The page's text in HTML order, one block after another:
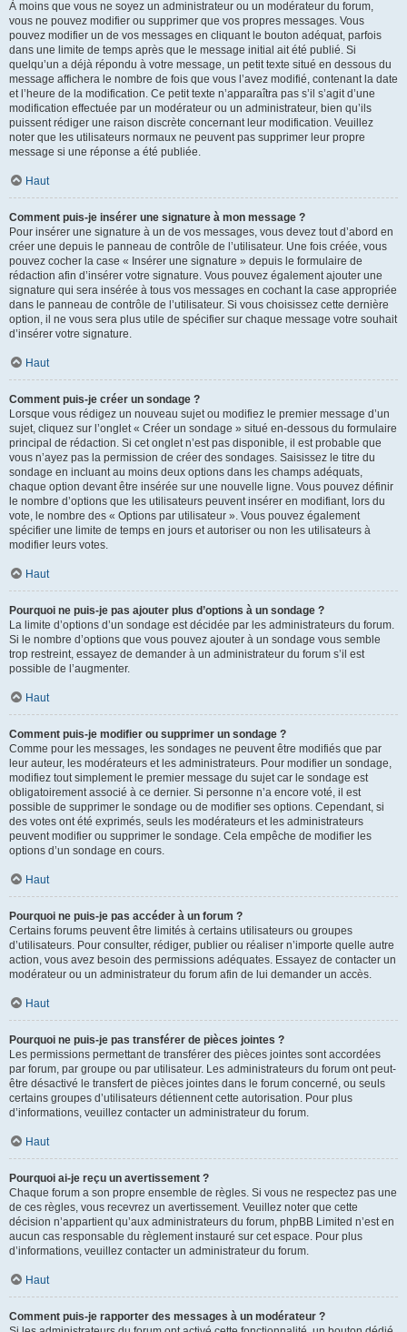
À moins que vous ne soyez un administrateur ou un modérateur du forum,
vous ne pouvez modifier ou supprimer que vos propres messages. Vous
pouvez modifier un de vos messages en cliquant le bouton adéquat, parfois
dans une limite de temps après que le message initial ait été publié. Si
quelqu’un a déjà répondu à votre message, un petit texte situé en dessous du
message affichera le nombre de fois que vous l’avez modifié, contenant la date
et l’heure de la modification. Ce petit texte n’apparaîtra pas s’il s’agit d’une
modification effectuée par un modérateur ou un administrateur, bien qu’ils
puissent rédiger une raison discrète concernant leur modification. Veuillez
noter que les utilisateurs normaux ne peuvent pas supprimer leur propre
message si une réponse a été publiée.
Haut
Comment puis-je insérer une signature à mon message ?
Pour insérer une signature à un de vos messages, vous devez tout d’abord en
créer une depuis le panneau de contrôle de l’utilisateur. Une fois créée, vous
pouvez cocher la case « Insérer une signature » depuis le formulaire de
rédaction afin d’insérer votre signature. Vous pouvez également ajouter une
signature qui sera insérée à tous vos messages en cochant la case appropriée
dans le panneau de contrôle de l’utilisateur. Si vous choisissez cette dernière
option, il ne vous sera plus utile de spécifier sur chaque message votre souhait
d’insérer votre signature.
Haut
Comment puis-je créer un sondage ?
Lorsque vous rédigez un nouveau sujet ou modifiez le premier message d’un
sujet, cliquez sur l’onglet « Créer un sondage » situé en-dessous du formulaire
principal de rédaction. Si cet onglet n’est pas disponible, il est probable que
vous n’ayez pas la permission de créer des sondages. Saisissez le titre du
sondage en incluant au moins deux options dans les champs adéquats,
chaque option devant être insérée sur une nouvelle ligne. Vous pouvez définir
le nombre d’options que les utilisateurs peuvent insérer en modifiant, lors du
vote, le nombre des « Options par utilisateur ». Vous pouvez également
spécifier une limite de temps en jours et autoriser ou non les utilisateurs à
modifier leurs votes.
Haut
Pourquoi ne puis-je pas ajouter plus d’options à un sondage ?
La limite d’options d’un sondage est décidée par les administrateurs du forum.
Si le nombre d’options que vous pouvez ajouter à un sondage vous semble
trop restreint, essayez de demander à un administrateur du forum s’il est
possible de l’augmenter.
Haut
Comment puis-je modifier ou supprimer un sondage ?
Comme pour les messages, les sondages ne peuvent être modifiés que par
leur auteur, les modérateurs et les administrateurs. Pour modifier un sondage,
modifiez tout simplement le premier message du sujet car le sondage est
obligatoirement associé à ce dernier. Si personne n’a encore voté, il est
possible de supprimer le sondage ou de modifier ses options. Cependant, si
des votes ont été exprimés, seuls les modérateurs et les administrateurs
peuvent modifier ou supprimer le sondage. Cela empêche de modifier les
options d’un sondage en cours.
Haut
Pourquoi ne puis-je pas accéder à un forum ?
Certains forums peuvent être limités à certains utilisateurs ou groupes
d’utilisateurs. Pour consulter, rédiger, publier ou réaliser n’importe quelle autre
action, vous avez besoin des permissions adéquates. Essayez de contacter un
modérateur ou un administrateur du forum afin de lui demander un accès.
Haut
Pourquoi ne puis-je pas transférer de pièces jointes ?
Les permissions permettant de transférer des pièces jointes sont accordées
par forum, par groupe ou par utilisateur. Les administrateurs du forum ont peut-
être désactivé le transfert de pièces jointes dans le forum concerné, ou seuls
certains groupes d’utilisateurs détiennent cette autorisation. Pour plus
d’informations, veuillez contacter un administrateur du forum.
Haut
Pourquoi ai-je reçu un avertissement ?
Chaque forum a son propre ensemble de règles. Si vous ne respectez pas une
de ces règles, vous recevrez un avertissement. Veuillez noter que cette
décision n’appartient qu’aux administrateurs du forum, phpBB Limited n’est en
aucun cas responsable du règlement instauré sur cet espace. Pour plus
d’informations, veuillez contacter un administrateur du forum.
Haut
Comment puis-je rapporter des messages à un modérateur ?